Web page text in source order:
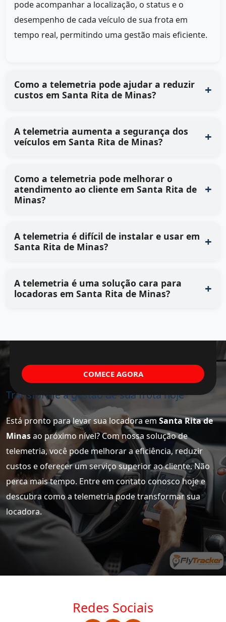
pode acompanhar a localização, o status e o
desempenho de cada veículo de sua frota em
tempo real, permitindo uma gestão mais eficiente.
Como a telemetria pode ajudar a reduzir
custos em Santa Rita de Minas?
A telemetria aumenta a segurança dos
veículos em Santa Rita de Minas?
Como a telemetria pode melhorar o
atendimento ao cliente em Santa Rita de
Minas?
A telemetria é difícil de instalar e usar em
Santa Rita de Minas?
A telemetria é uma solução cara para
locadoras em Santa Rita de Minas?
Transforme a gestão de sua frota hoje
Está pronto para levar sua locadora emSanta Rita de
Minasao próximo nível? Com nossa solução de
telemetria, você pode melhorar a eficiência, reduzir
custos e oferecer um serviço superior ao cliente. Não
perca mais tempo. Entre em contato conosco hoje e
descubra como a telemetria pode transformar sua
locadora.
COMECE AGORA
Redes Sociais